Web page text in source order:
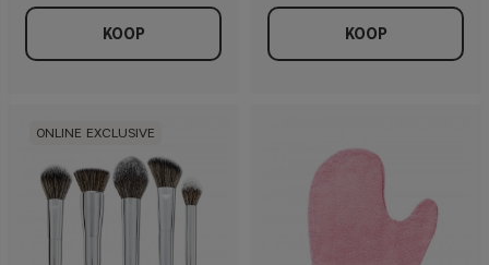
KOOP KOOP
ONLINE EXCLUSIVE